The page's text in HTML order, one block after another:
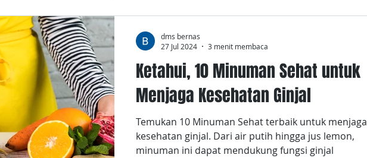
Ketahui, 10 Minuman Sehat untuk
Menjaga Kesehatan Ginjal
Temukan 10 Minuman Sehat terbaik untuk menjaga
kesehatan ginjal. Dari air putih hingga jus lemon,
minuman ini dapat mendukung fungsi ginjal
dms bernas
27 Jul 2024
3 menit membaca